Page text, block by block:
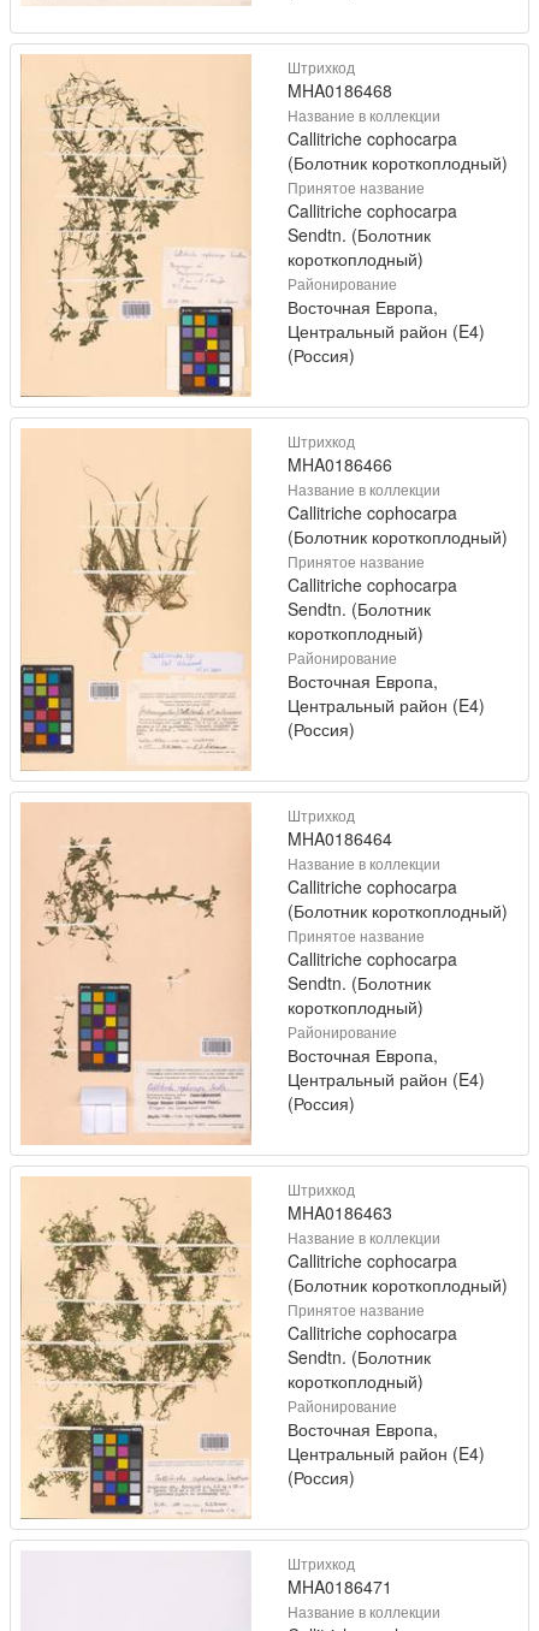
Штрихкод
MHA0186468
Название в коллекции
Callitriche cophocarpa
(Болотник короткоплодный)
Принятое название
Callitriche cophocarpa
Sendtn. (Болотник
короткоплодный)
Районирование
Восточная Европа,
Центральный район (E4)
(Россия)
Штрихкод
MHA0186466
Название в коллекции
Callitriche cophocarpa
(Болотник короткоплодный)
Принятое название
Callitriche cophocarpa
Sendtn. (Болотник
короткоплодный)
Районирование
Восточная Европа,
Центральный район (E4)
(Россия)
Штрихкод
MHA0186464
Название в коллекции
Callitriche cophocarpa
(Болотник короткоплодный)
Принятое название
Callitriche cophocarpa
Sendtn. (Болотник
короткоплодный)
Районирование
Восточная Европа,
Центральный район (E4)
(Россия)
Штрихкод
MHA0186463
Название в коллекции
Callitriche cophocarpa
(Болотник короткоплодный)
Принятое название
Callitriche cophocarpa
Sendtn. (Болотник
короткоплодный)
Районирование
Восточная Европа,
Центральный район (E4)
(Россия)
Штрихкод
MHA0186471
Название в коллекции